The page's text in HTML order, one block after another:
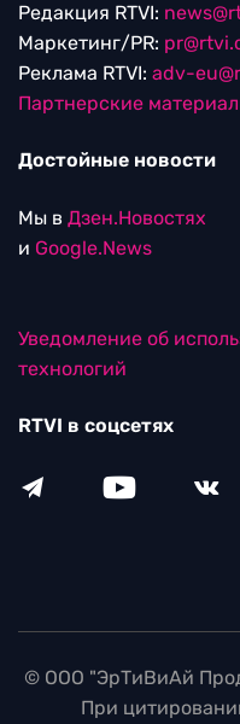
Редакция RTVI:
Маркетинг/PR:
Реклама RTVI: adv-
Партнерские
Достойные новости
Мы в Дзен.Новостях
и Google.News
Уведомление об
технологий
RTVI в соцсетях
© ООО "ЭрТиВиАй
При